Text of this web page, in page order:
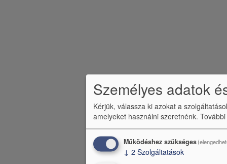
Személyes adatok
Kérjük, válassza ki azokat a
amelyeket használni szeretnénk.
Működéshez szükséges
↓ 2 Szolgáltatások